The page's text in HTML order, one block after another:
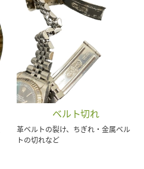
ベルト切れ
革ベルトの裂け、ちぎれ・金属ベル
トの切れなど